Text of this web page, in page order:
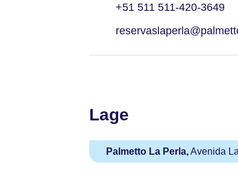
+51 511 511-420-3649
Lage
Palmetto La Perla,Avenida